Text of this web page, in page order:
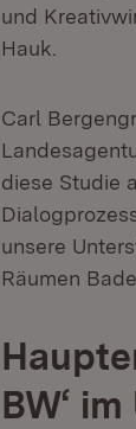
und
Hauk.
Carl
diese Studie
unsere
Räumen
BW‘